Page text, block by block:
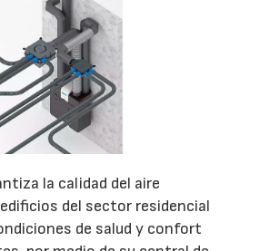
la calidad del aire
del sector residencial
de salud y confort